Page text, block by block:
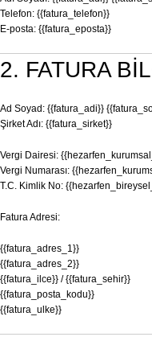
Telefon: {{fatura_telefon}}
E-posta: {{fatura_eposta}}
2. FATURA
Ad Soyad: {{fatura_adi}}
Şirket Adı: {{fatura_sirket}}
Vergi Dairesi:
Vergi Numarası:
T.C. Kimlik No:
Fatura Adresi:
{{fatura_adres_1}}
{{fatura_adres_2}}
{{fatura_ilce}} / {{fatura_sehir}}
{{fatura_posta_kodu}}
{{fatura_ulke}}